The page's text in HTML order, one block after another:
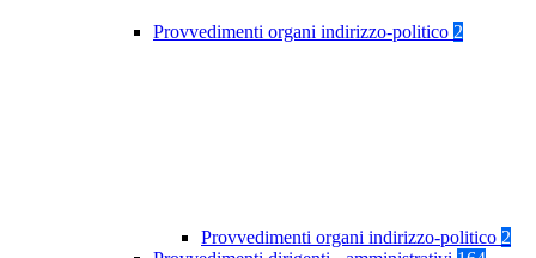
Provvedimenti organi indirizzo-politico 2
Provvedimenti organi indirizzo-politico 2